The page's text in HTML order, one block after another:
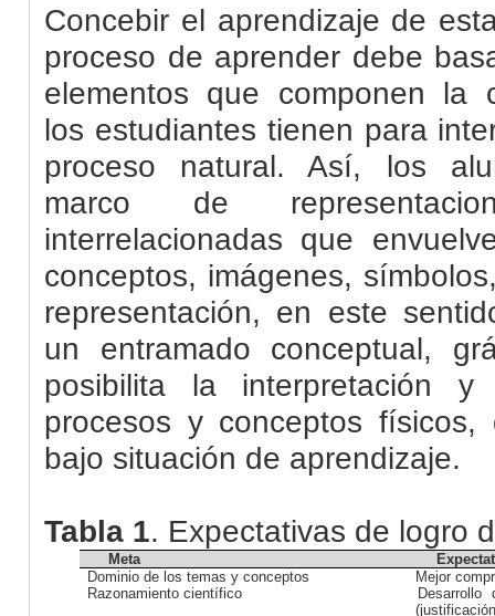
Concebir el aprendizaje de
proceso de aprender debe
elementos que componen la
los estudiantes tienen para
proceso natural. Así, los
marco de
interrelacionadas que
conceptos, imágenes,
representación, en este
un entramado conceptual,
posibilita la interpretación
procesos y conceptos físicos,
bajo situación de aprendizaje.
Tabla 1. Expectativas de logro
Meta
Dominio de los temas y conceptos
Mejor
Razonamiento científico
Desarrollo